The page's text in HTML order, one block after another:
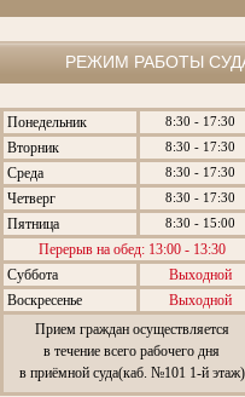
РЕЖИМ РАБОТЫ
Понедельник 8:30 - 17:30
Вторник 8:30 - 17:30
Среда 8:30 - 17:30
Четверг 8:30 - 17:30
Пятница 8:30 - 15:00
Перерыв на обед: 13:00 - 13:30
Суббота
Выходной
Воскресенье
Выходной
Прием граждан осуществляется
в течение всего рабочего дня
в приёмной суда(каб. №101 1-й этаж)